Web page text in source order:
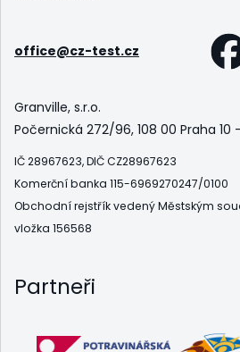
office@cz-test.cz
Granville, s.r.o.
Počernická 272/96, 108 00 Praha 10
IČ 28967623, DIČ CZ28967623
Komerční banka 115-6969270247/0100
Obchodní rejstřík vedený Městským
vložka 156568
Partneři